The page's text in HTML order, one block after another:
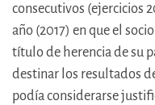
consecutivos (ejercicios
año (2017) en que el
título de herencia de su
destinar los resultados
podía considerarse